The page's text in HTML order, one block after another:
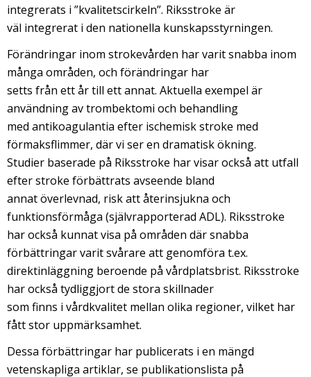
integrerats i ”kvalitetscirkeln”. Riksstroke är
väl integrerat i den nationella kunskapsstyrningen.
Förändringar inom strokevården har varit snabba inom
många områden, och förändringar har
setts från ett år till ett annat. Aktuella exempel är
användning av trombektomi och behandling
med antikoagulantia efter ischemisk stroke med
förmaksflimmer, där vi ser en dramatisk ökning.
Studier baserade på Riksstroke har visar också att utfall
efter stroke förbättrats avseende bland
annat överlevnad, risk att återinsjukna och
funktionsförmåga (självrapporterad ADL). Riksstroke
har också kunnat visa på områden där snabba
förbättringar varit svårare att genomföra t.ex.
direktinläggning beroende på vårdplatsbrist. Riksstroke
har också tydliggjort de stora skillnader
som finns i vårdkvalitet mellan olika regioner, vilket har
fått stor uppmärksamhet.
Dessa förbättringar har publicerats i en mängd
vetenskapliga artiklar, se publikationslista på